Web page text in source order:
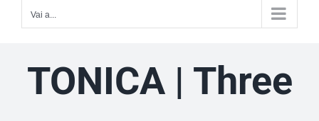
Vai a...
TONICA | Three